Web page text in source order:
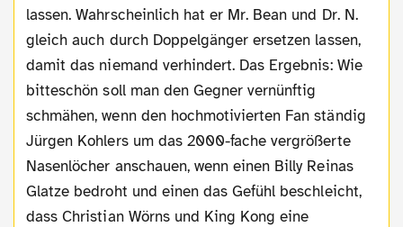
lassen. Wahrscheinlich hat er Mr. Bean und Dr. N.
gleich auch durch Doppelgänger ersetzen lassen,
damit das niemand verhindert. Das Ergebnis: Wie
bitteschön soll man den Gegner vernünftig
schmähen, wenn den hochmotivierten Fan ständig
Jürgen Kohlers um das 2000-fache vergrößerte
Nasenlöcher anschauen, wenn einen Billy Reinas
Glatze bedroht und einen das Gefühl beschleicht,
dass Christian Wörns und King Kong eine